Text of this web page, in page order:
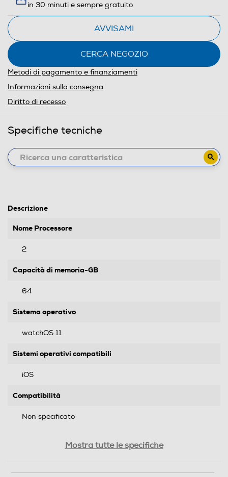
in 30 minuti e sempre gratuito
AVVISAMI
CERCA NEGOZIO
Metodi di pagamento e finanziamenti
Informazioni sulla consegna
Diritto di recesso
Specifiche tecniche
Descrizione
Nome Processore
2
Capacità di memoria-GB
64
Sistema operativo
watchOS 11
Sistemi operativi compatibili
iOS
Compatibilità
Non specificato
Mostra tutte le specifiche